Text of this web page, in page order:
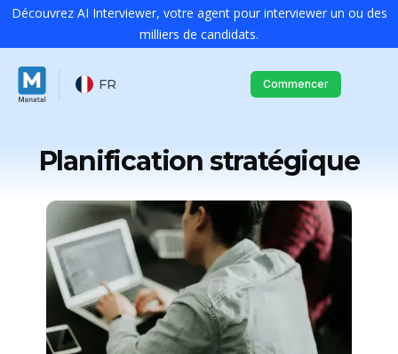
Découvrez AI Interviewer, votre agent pour interviewer un ou des
milliers de candidats.
FR Commencer
Planification stratégique